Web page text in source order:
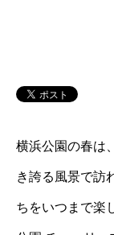
横浜公園の春は
き誇る風景で訪
ちをいつまで楽